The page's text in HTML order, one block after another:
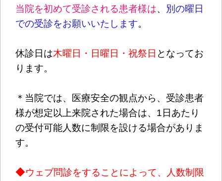
当院を初めて受診される患者様は、 別の曜日
での受診をお願いいたします。
休診日は木曜日・日曜日・祝祭日 となってお
ります。
＊当院では、医療安全の観点から、 受診患者
様が想定以上来院された場合は、1日あたり
の受付可能人数に制限を設ける場合がありま
す。
◆ウェブ問診をすることによって、人数制限